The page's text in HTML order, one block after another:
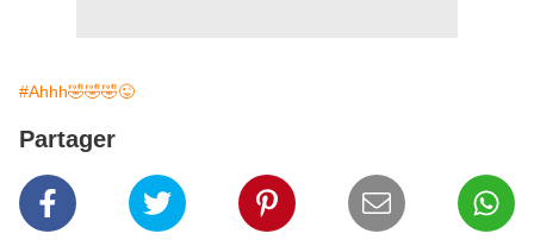
#Ahhh🤣🤣🤣😜
Partager